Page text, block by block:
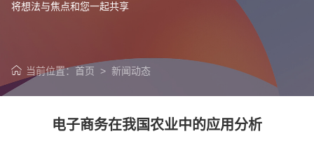
将想法与焦点和您一起共享
当前位置： 首页 > 新闻动态
电子商务在我国农业中的应用分析